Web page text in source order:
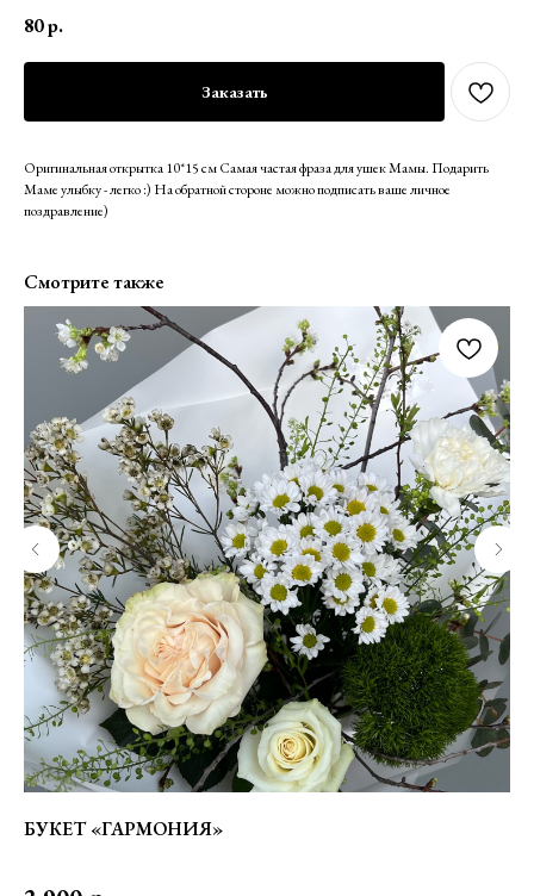
80р.
Заказать
Оригинальная открытка 10*15 см Самая частая фраза для ушек Мамы. Подарить
Маме улыбку - легко :) На обратной стороне можно подписать ваше личное
поздравление)
Смотрите также
БУКЕТ «ГАРМОНИЯ»